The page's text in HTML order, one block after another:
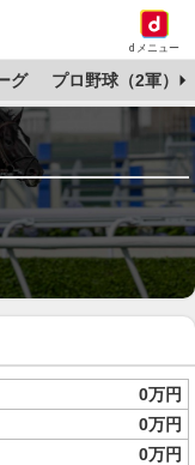
dメニュー
グ プロ野球（2軍）
0万円
0万円
0万円